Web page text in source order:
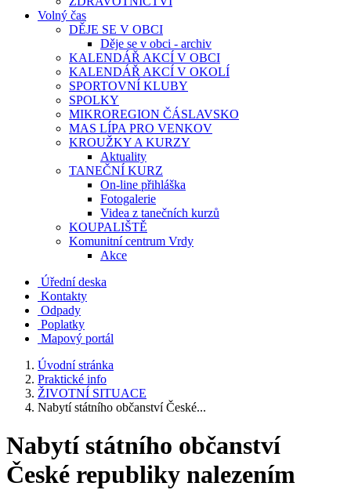
Volný čas
DĚJE SE V OBCI
Děje se v obci - archiv
KALENDÁŘ AKCÍ V OBCI
KALENDÁŘ AKCÍ V OKOLÍ
SPORTOVNÍ KLUBY
SPOLKY
MIKROREGION ČÁSLAVSKO
MAS LÍPA PRO VENKOV
KROUŽKY A KURZY
Aktuality
TANEČNÍ KURZ
On-line přihláška
Fotogalerie
Videa z tanečních kurzů
KOUPALIŠTĚ
Komunitní centrum Vrdy
Akce
Úřední deska
Kontakty
Odpady
Poplatky
Mapový portál
Úvodní stránka
Praktické info
ŽIVOTNÍ SITUACE
Nabytí státního občanství České...
Nabytí státního občanství
České republiky nalezením